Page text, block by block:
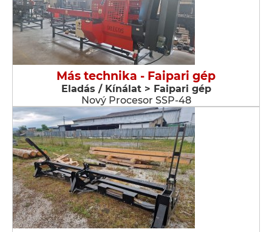
Más technika - Faipari gép
Eladás / Kínálat > Faipari gép
Nový Procesor SSP-48